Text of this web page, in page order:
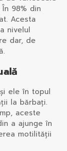
98% din
Acesta
nivelul
dar, de
ele în topul
la bărbați.
aceste
a ajunge în
motilității